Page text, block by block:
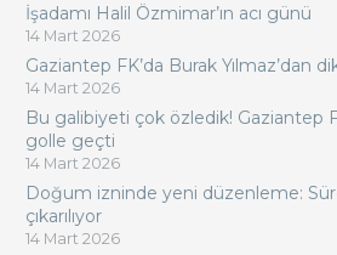
İşadamı Halil Özmimar’ın acı günü
14 Mart 2026
Gaziantep FK’da Burak Yılmaz’dan
14 Mart 2026
Bu galibiyeti çok özledik! Gaziantep
golle geçti
14 Mart 2026
Doğum izninde yeni düzenleme:
çıkarılıyor
14 Mart 2026